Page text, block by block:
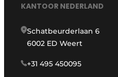
KANTOOR NEDERLAND
Schatbeurderlaan 6
6002 ED Weert
+31 495 450095